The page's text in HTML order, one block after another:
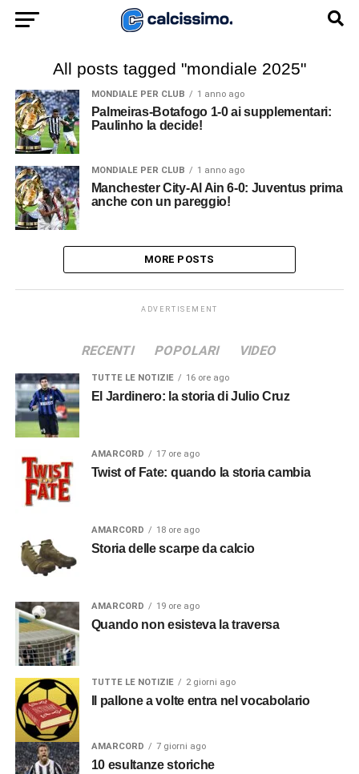
All posts tagged "mondiale 2025"
MONDIALE PER CLUB 1 anno ago
Palmeiras-Botafogo 1-0 ai supplementari:
Paulinho la decide!
MONDIALE PER CLUB 1 anno ago
Manchester City-Al Ain 6-0: Juventus prima
anche con un pareggio!
MORE POSTS
ADVERTISEMENT
RECENTI POPOLARI VIDEO
TUTTE LE NOTIZIE 16 ore ago
El Jardinero: la storia di Julio Cruz
AMARCORD 17 ore ago
Twist of Fate: quando la storia cambia
AMARCORD 18 ore ago
Storia delle scarpe da calcio
AMARCORD 19 ore ago
Quando non esisteva la traversa
TUTTE LE NOTIZIE 2 giorni ago
Il pallone a volte entra nel vocabolario
AMARCORD 7 giorni ago
10 esultanze storiche